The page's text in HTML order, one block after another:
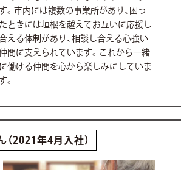
す。市内には複数の事業所があり、困っ
たときには垣根を越えてお互いに応援し
える体制があり、相談し合える心強い
間に支えられています。これから一緒
に働ける仲間を心から楽しみにしていま
す。
2021年4月入社）